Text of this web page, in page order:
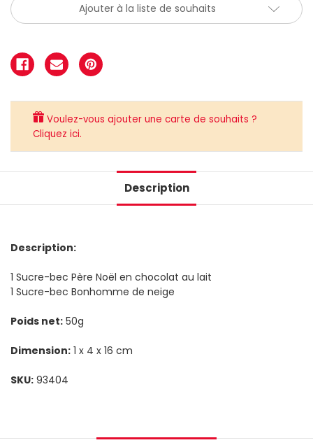
Ajouter à la liste de souhaits
Voulez-vous ajouter une carte de souhaits ?
Cliquez ici.
Description
Description:
1 Sucre-bec Père Noël en chocolat au lait
1 Sucre-bec Bonhomme de neige
Poids net: 50g
Dimension: 1 x 4 x 16 cm
SKU: 93404